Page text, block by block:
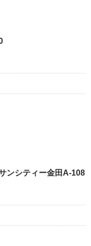
ンシティー金田A-108